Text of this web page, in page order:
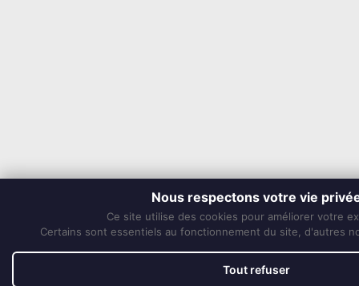
Nous respectons votre vie
Ce site utilise des cookies pour améliorer votre
Certains sont essentiels au fonctionnement du site, d'autres
Tout refuser